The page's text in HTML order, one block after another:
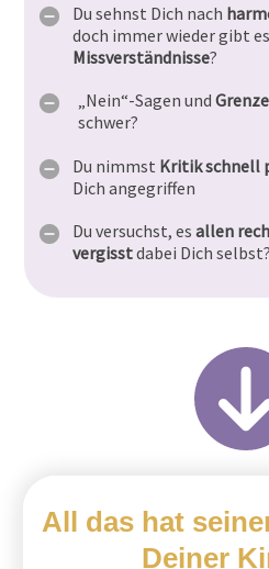
Du sehnst Dich nach
doch immer wieder gibt es
Missverständnisse?
„Nein“-Sagen und
schwer?
Du nimmst Kritik schnell
Dich angegriffen
Du versuchst, es allen
vergisstdabei Dich selbst?
All das hat
Deiner